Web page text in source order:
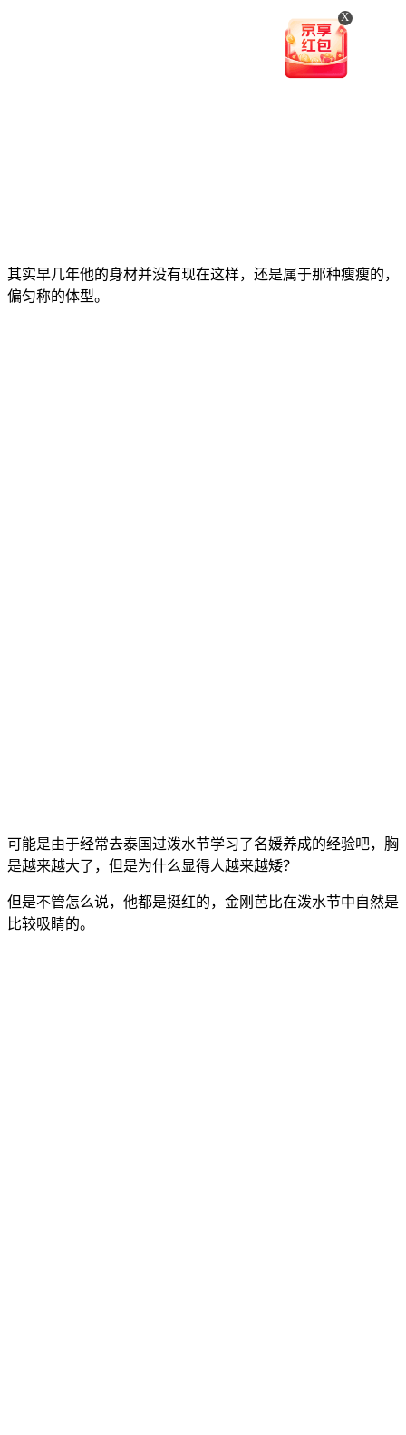
其实早几年他的身材并没有现在这样，还是属于那种瘦瘦的，
偏匀称的体型。
可能是由于经常去泰国过泼水节学习了名媛养成的经验吧，胸
是越来越大了，但是为什么显得人越来越矮？
但是不管怎么说，他都是挺红的，金刚芭比在泼水节中自然是
比较吸睛的。
X